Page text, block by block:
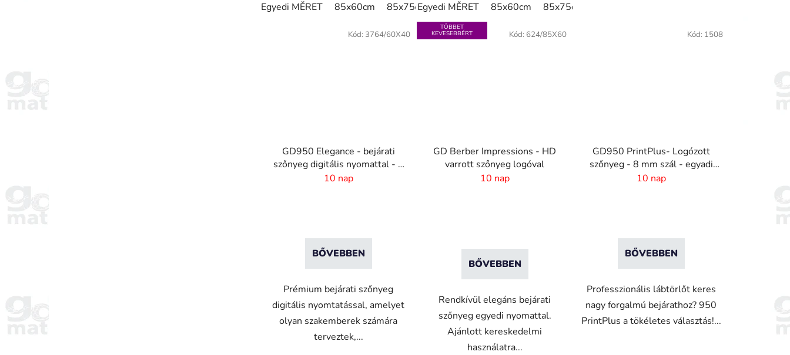
Egyedi MĚRET 85x60cm 85x75cm 150x85cm 180x115cm 200x150cm
Egyedi MĚRET 85x60cm 85x75cm
GD950 Elegance - bejárati
szőnyeg digitális nyomattal - 6
mm szőrhossz
10 nap
BŐVEBBEN
Prémium bejárati szőnyeg
digitális nyomtatással, amelyet
olyan szakemberek számára
terveztek,...
Kód: 3764/60X40
TÖBBET
KEVESEBBÉRT
GD Berber Impressions - HD
varrott szőnyeg logóval
10 nap
BŐVEBBEN
Rendkívül elegáns bejárati
szőnyeg egyedi nyomattal.
Ajánlott kereskedelmi
használatra...
Kód: 624/85X60
GD950 PrintPlus- Logózott
szőnyeg - 8 mm szál - egyadi
méret
10 nap
BŐVEBBEN
Professzionális lábtörlőt keres
nagy forgalmú bejárathoz? 950
PrintPlus a tökéletes választás!...
Kód: 1508